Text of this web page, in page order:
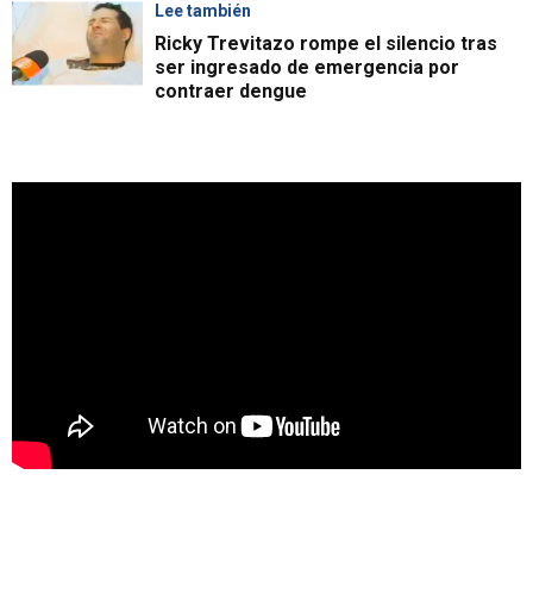
Lee también
Ricky Trevitazo rompe el silencio tras
ser ingresado de emergencia por
contraer dengue